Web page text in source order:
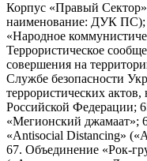
Корпус «Правый Сектор»
наименование: ДУК ПС);
«Народное
Террористическое
совершения на
Службе безопасности
террористических
Российской Федерации;
«Мегионский джамаат»;
«Antisocial Distancing»
67. Объединение «Рок-